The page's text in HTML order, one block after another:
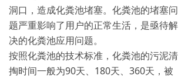
洞口，造成化粪池堵塞。化粪池的堵塞问
题严重影响了用户的正常生活，是亟待解
决的化粪池应用问题。
按照化粪池的技术标准，化粪池的污泥清
掏时间一般为90天、180天、360天，被